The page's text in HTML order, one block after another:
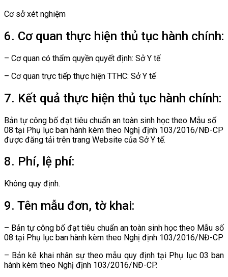
Cơ sở xét nghiệm
6. Cơ quan thực hiện thủ tục hành chính:
– Cơ quan có thẩm quyền quyết định: Sở Y tế
– Cơ quan trực tiếp thực hiện TTHC: Sở Y tế
7. Kết quả thực hiện thủ tục hành chính:
Bản tự công bố đạt tiêu chuẩn an toàn sinh học theo Mẫu số
08 tại Phụ lục ban hành kèm theo Nghị định 103/2016/NĐ-CP
được đăng tải trên trang Website của Sở Y tế.
8. Phí, lệ phí:
Không quy định.
9. Tên mẫu đơn, tờ khai:
– Bản tự công bố đạt tiêu chuẩn an toàn sinh học theo Mẫu số
08 tại Phụ lục ban hành kèm theo Nghị định 103/2016/NĐ-CP
– Bản kê khai nhân sự theo mẫu quy định tại Phụ lục 03 ban
hành kèm theo Nghị định 103/2016/NĐ-CP.